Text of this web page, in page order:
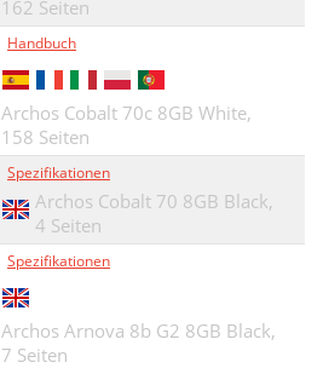
162 Seiten
Handbuch
Archos Cobalt 70c 8GB White,
158 Seiten
Spezifikationen
Archos Cobalt 70 8GB Black,
4 Seiten
Spezifikationen
Archos Arnova 8b G2 8GB Black,
7 Seiten